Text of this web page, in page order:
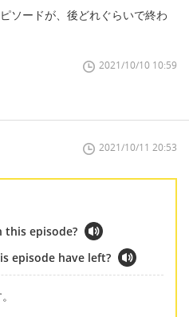
ソードが、後どれぐらいで終わ
2021/10/10 10:59
2021/10/11 20:53
this episode?
episode have left?